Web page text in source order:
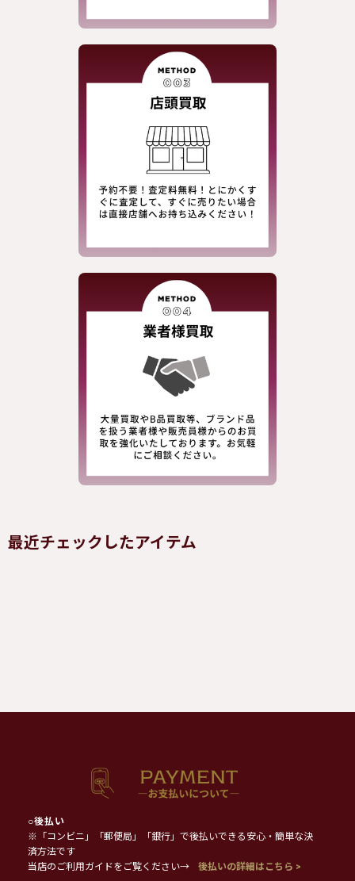
最近チェックしたアイテム
○後払い
※「コンビニ」「郵便局」「銀行」で後払いできる安心・簡単な決
済方法です
当店のご利用ガイドをご覧ください→
後払いの詳細はこちら >